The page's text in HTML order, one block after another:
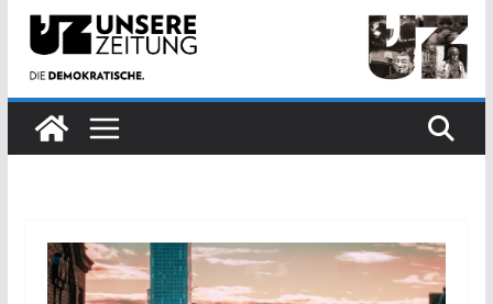
US-Wahl: Arzt aus Detroit besiegt 70-Millionen-
Dollar-Lobby